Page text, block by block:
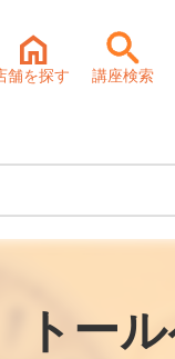
舗を探す 講座検索
トー